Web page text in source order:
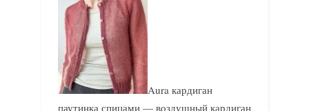
Aura кардиган
паутинка спицами — воздушный кардиган